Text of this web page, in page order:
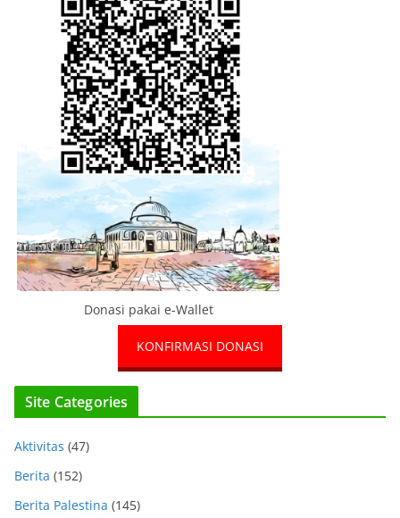
Donasi pakai e-Wallet
KONFIRMASI DONASI
Site Categories
Aktivitas (47)
Berita (152)
Berita Palestina (145)